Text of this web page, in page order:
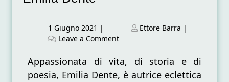
Posted
on
1 Giugno 2021 |
Posted
Ettore Barra |
Leave a Commenton
Dente
Appassionata di vita, di storia e di
poesia, Emilia Dente, è autrice eclettica